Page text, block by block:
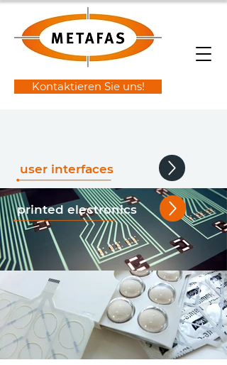
Kontaktieren Sie uns!
user interfaces
printed electronics